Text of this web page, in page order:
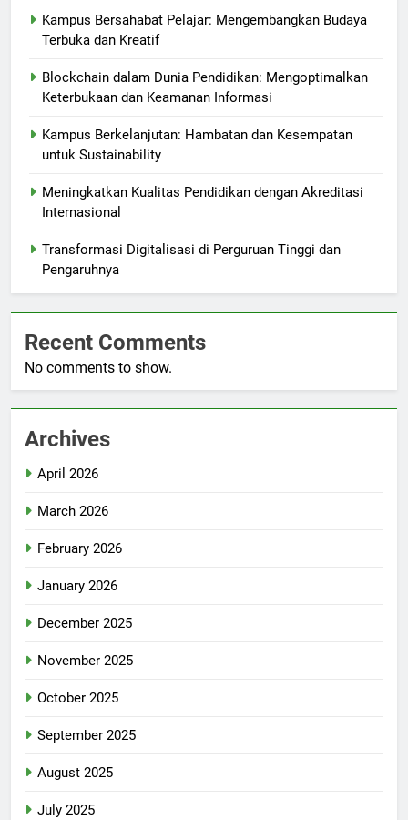
Kampus Bersahabat Pelajar: Mengembangkan Budaya
Terbuka dan Kreatif
Blockchain dalam Dunia Pendidikan: Mengoptimalkan
Keterbukaan dan Keamanan Informasi
Kampus Berkelanjutan: Hambatan dan Kesempatan
untuk Sustainability
Meningkatkan Kualitas Pendidikan dengan Akreditasi
Internasional
Transformasi Digitalisasi di Perguruan Tinggi dan
Pengaruhnya
Recent Comments
No comments to show.
Archives
April 2026
March 2026
February 2026
January 2026
December 2025
November 2025
October 2025
September 2025
August 2025
July 2025